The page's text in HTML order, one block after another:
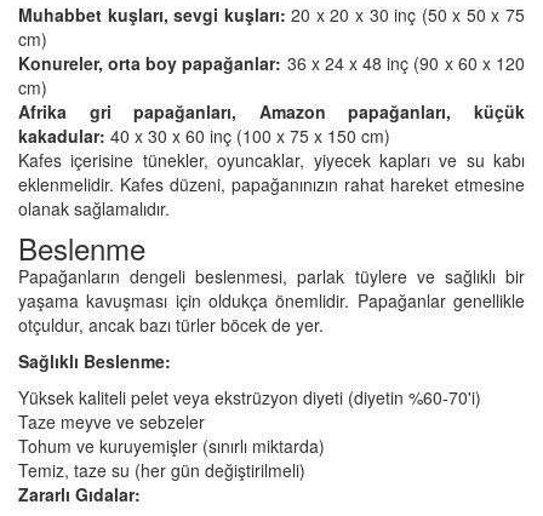
Muhabbet kuşları, sevgi kuşları: 20 x 20 x 30 inç (50 x 50 x 75
cm)
Konureler, orta boy papağanlar: 36 x 24 x 48 inç (90 x 60 x 120
cm)
Afrika gri papağanları, Amazon papağanları, küçük
kakadular: 40 x 30 x 60 inç (100 x 75 x 150 cm)
Kafes içerisine tünekler, oyuncaklar, yiyecek kapları ve su kabı
eklenmelidir. Kafes düzeni, papağanınızın rahat hareket etmesine
olanak sağlamalıdır.
Beslenme
Papağanların dengeli beslenmesi, parlak tüylere ve sağlıklı bir
yaşama kavuşması için oldukça önemlidir. Papağanlar genellikle
otçuldur, ancak bazı türler böcek de yer.
Sağlıklı Beslenme:
Yüksek kaliteli pelet veya ekstrüzyon diyeti (diyetin %60-70'i)
Taze meyve ve sebzeler
Tohum ve kuruyemişler (sınırlı miktarda)
Temiz, taze su (her gün değiştirilmeli)
Zararlı Gıdalar: